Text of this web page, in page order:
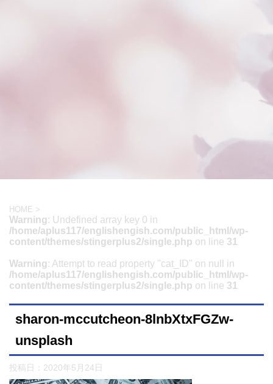
HOME >
Warning: Undefined array key 0 in
/home/aplus117/englishengish.com/public_html/wp-
content/themes/stingerplus2/single.php on line 31
Warning: Attempt to read property "cat_ID" on null in
/home/aplus117/englishengish.com/public_html/wp-
content/themes/stingerplus2/single.php on line 31
sharon-mccutcheon-8lnbXtxFGZw-
unsplash
投稿日： 2020年5月24日